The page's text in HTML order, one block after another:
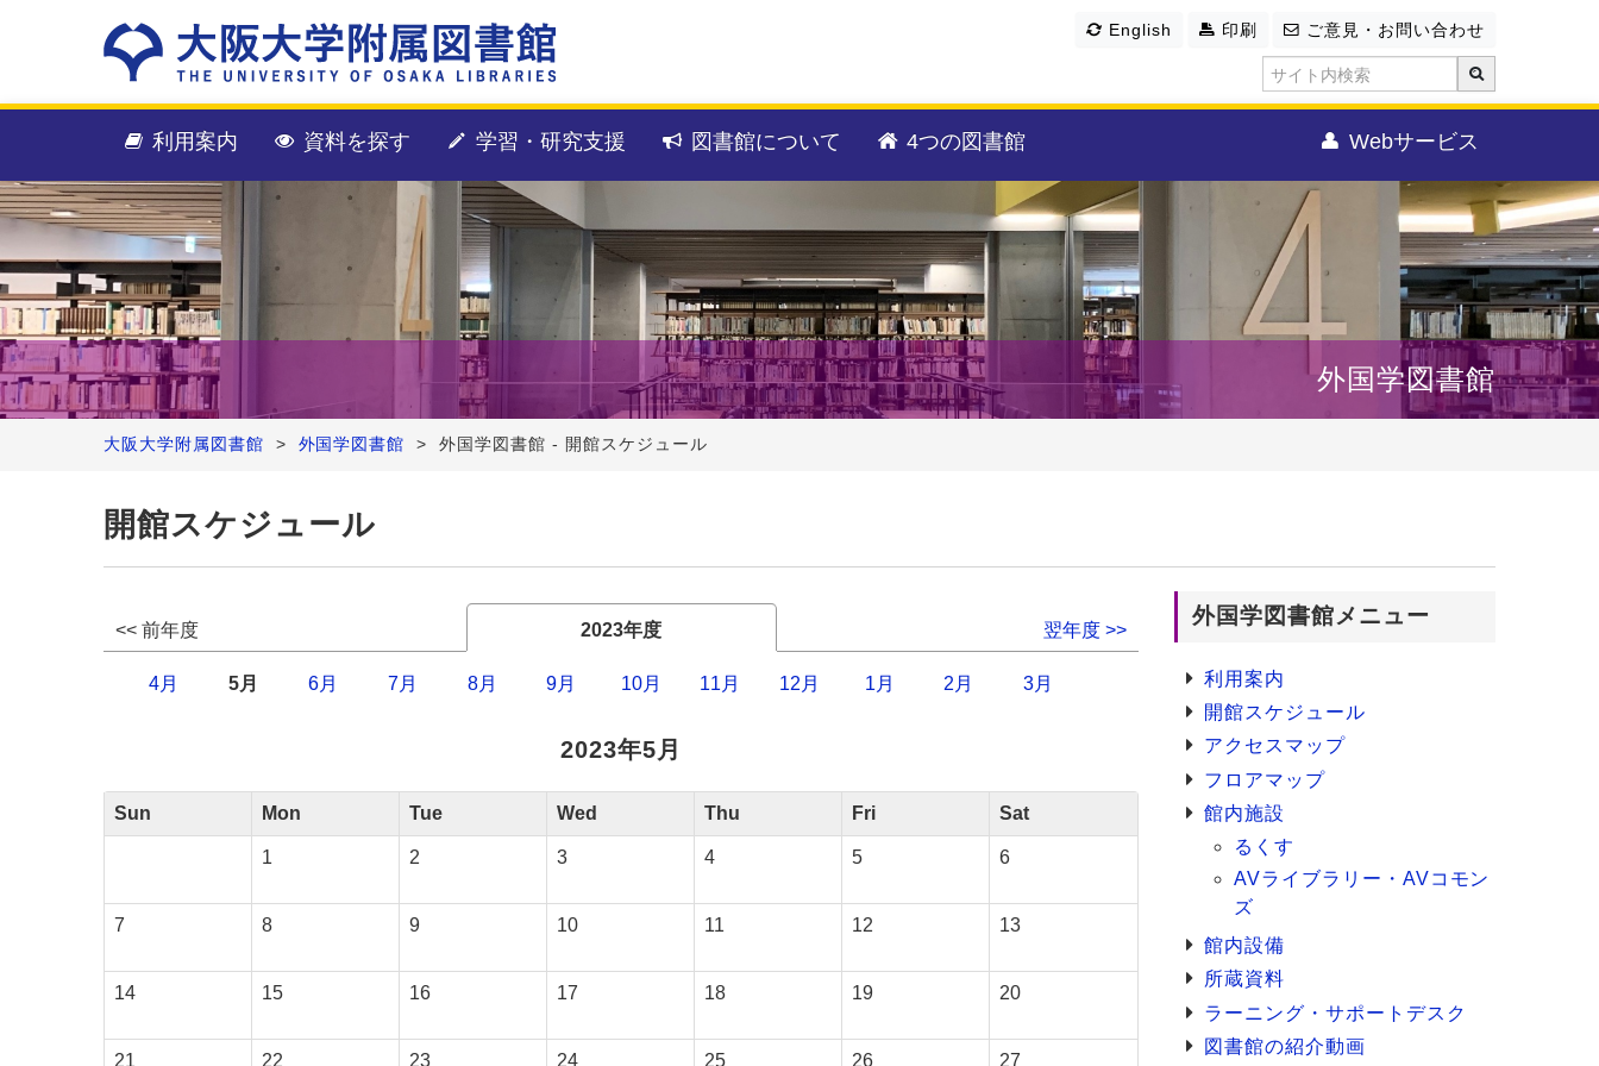
English 印刷 ご意見・お問い合わせ
利用案内 資料を探す 学習・研究支援 図書館について 4つの図書館 Webサービス
大阪大学附属図書館 > 外国学図書館 > 外国学図書館 - 開館スケジュール
外国学図書館
開館スケジュール
<< 前年度 2023年度 翌年度 >>
4月 5月 6月 7月 8月 9月 10月 11月 12月 1月 2月 3月
2023年5月
Sun Mon Tue Wed Thu Fri Sat
1 2 3 4 5 6
7 8 9 10 11 12 13
14 15 16 17 18 19 20
21 22 23 24 25 26 27
外国学図書館メニュー
利用案内
開館スケジュール
アクセスマップ
フロアマップ
館内施設
るくす
AVライブラリー・AVコモン
ズ
館内設備
所蔵資料
ラーニング・サポートデスク
図書館の紹介動画